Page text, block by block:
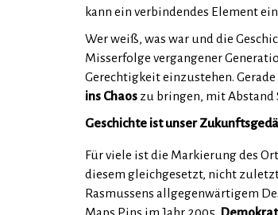
kann ein verbindendes Element
Wer weiß, was war und die
Misserfolge vergangener
Gerechtigkeit einzustehen.
ins Chaos zu bringen, mit Abstand
Geschichte ist unser
Für viele ist die Markierung des
diesem gleichgesetzt, nicht
Rasmussens allgegenwärtigem